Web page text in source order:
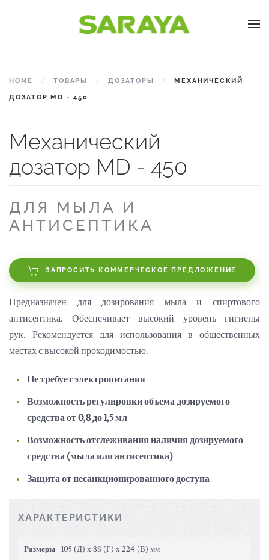
Skip to main content
HOME ТОВАРЫ ДОЗАТОРЫ МЕХАНИЧЕСКИЙ
ДОЗАТОР MD - 450
Механический
дозатор MD - 450
ДЛЯ МЫЛА И
АНТИСЕПТИКА
ЗАПРОСИТЬ КОММЕРЧЕСКОЕ ПРЕДЛОЖЕНИЕ
Предназначен для дозирования мыла и спиртового
антисептика. Обеспечивает высокий уровень гигиены
рук. Рекомендуется для использования в общественных
местах с высокой проходимостью.
Не требует электропитания
Возможность регулировки объема дозируемого
средства от 0,8 до 1,5 мл
Возможность отслеживания наличия дозируемого
средства (мыла или антисептика)
Защита от несанкционированного доступа
ХАРАКТЕРИСТИКИ
Размеры 105 (Д) х 88 (Г) х 224 (В) мм